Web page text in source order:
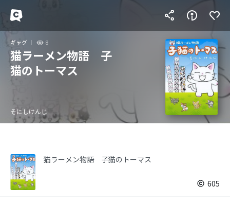
ギャグ 8
猫ラーメン物語 子
猫のトーマス
そにしけんじ
猫ラーメン物語 子猫のトーマス
605